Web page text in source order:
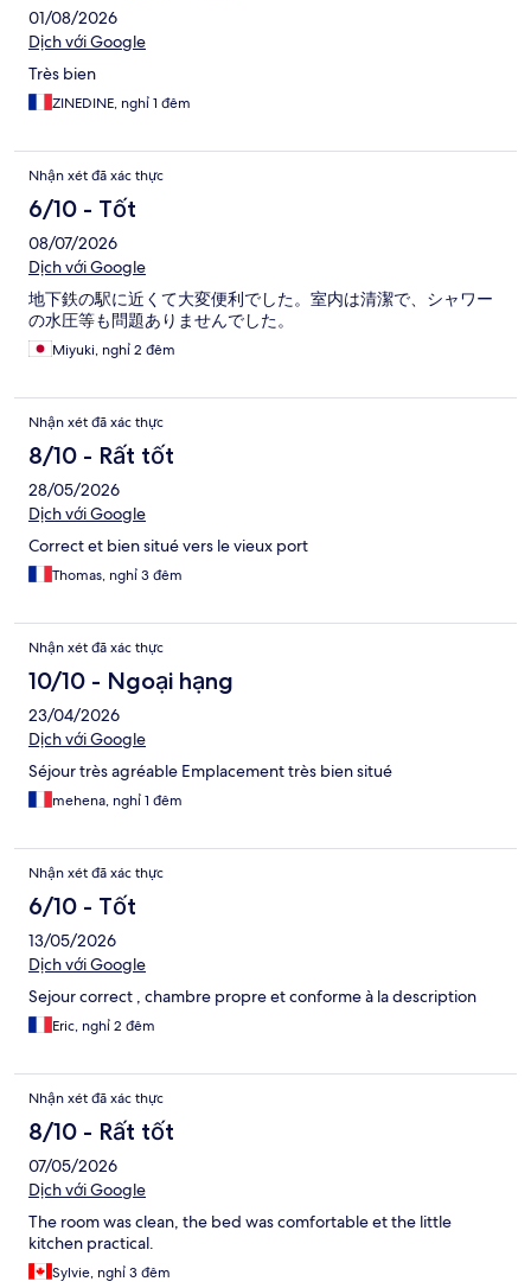
01/08/2026
Dịch với Google
Très bien
ZINEDINE, nghỉ 1 đêm
Nhận xét đã xác thực
6/10 - Tốt
08/07/2026
Dịch với Google
地下鉄の駅に近くて大変便利でした。室内は清潔で、シャワー
の水圧等も問題ありませんでした。
Miyuki, nghỉ 2 đêm
Nhận xét đã xác thực
8/10 - Rất tốt
28/05/2026
Dịch với Google
Correct et bien situé vers le vieux port
Thomas, nghỉ 3 đêm
Nhận xét đã xác thực
10/10 - Ngoại hạng
23/04/2026
Dịch với Google
Séjour très agréable Emplacement très bien situé
mehena, nghỉ 1 đêm
Nhận xét đã xác thực
6/10 - Tốt
13/05/2026
Dịch với Google
Sejour correct , chambre propre et conforme à la description
Eric, nghỉ 2 đêm
Nhận xét đã xác thực
8/10 - Rất tốt
07/05/2026
Dịch với Google
The room was clean, the bed was comfortable et the little
kitchen practical.
Sylvie, nghỉ 3 đêm